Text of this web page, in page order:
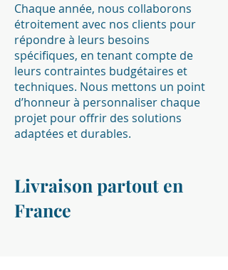
Chaque année, nous collaborons
étroitement avec nos clients pour
répondre à leurs besoins
spécifiques, en tenant compte de
leurs contraintes budgétaires et
techniques. Nous mettons un point
d’honneur à personnaliser chaque
projet pour offrir des solutions
adaptées et durables.
Livraison partout en
France